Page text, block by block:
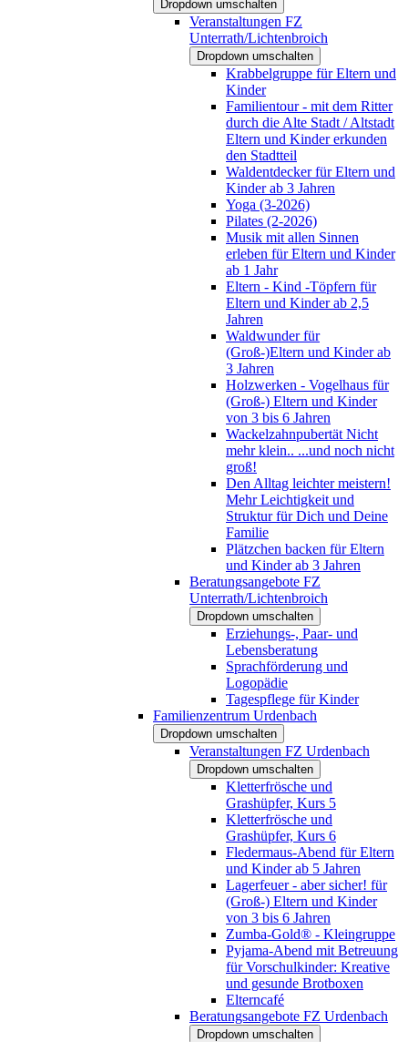
Dropdown umschalten
Veranstaltungen FZ
Unterrath/Lichtenbroich
Dropdown umschalten
Krabbelgruppe für Eltern und
Kinder
Familientour - mit dem Ritter
durch die Alte Stadt / Altstadt
Eltern und Kinder erkunden
den Stadtteil
Waldentdecker für Eltern und
Kinder ab 3 Jahren
Yoga (3-2026)
Pilates (2-2026)
Musik mit allen Sinnen
erleben für Eltern und Kinder
ab 1 Jahr
Eltern - Kind -Töpfern für
Eltern und Kinder ab 2,5
Jahren
Waldwunder für
(Groß-)Eltern und Kinder ab
3 Jahren
Holzwerken - Vogelhaus für
(Groß-) Eltern und Kinder
von 3 bis 6 Jahren
Wackelzahnpubertät Nicht
mehr klein.. ...und noch nicht
groß!
Den Alltag leichter meistern!
Mehr Leichtigkeit und
Struktur für Dich und Deine
Familie
Plätzchen backen für Eltern
und Kinder ab 3 Jahren
Beratungsangebote FZ
Unterrath/Lichtenbroich
Dropdown umschalten
Erziehungs-, Paar- und
Lebensberatung
Sprachförderung und
Logopädie
Tagespflege für Kinder
Familienzentrum Urdenbach
Dropdown umschalten
Veranstaltungen FZ Urdenbach
Dropdown umschalten
Kletterfrösche und
Grashüpfer, Kurs 5
Kletterfrösche und
Grashüpfer, Kurs 6
Fledermaus-Abend für Eltern
und Kinder ab 5 Jahren
Lagerfeuer - aber sicher! für
(Groß-) Eltern und Kinder
von 3 bis 6 Jahren
Zumba-Gold® - Kleingruppe
Pyjama-Abend mit Betreuung
für Vorschulkinder: Kreative
und gesunde Brotboxen
Elterncafé
Beratungsangebote FZ Urdenbach
Dropdown umschalten